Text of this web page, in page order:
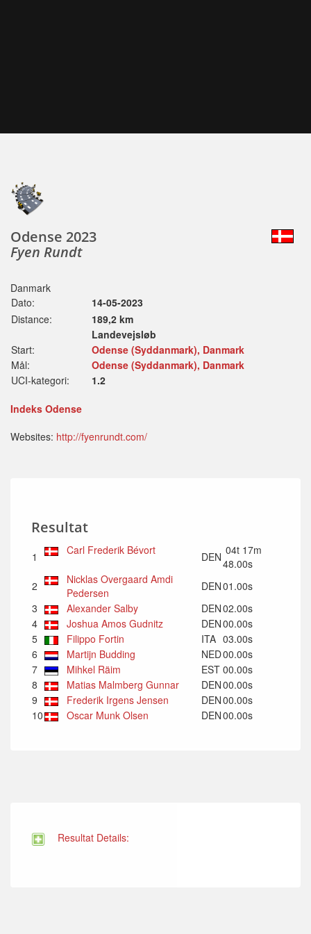
Odense 2023
Fyen Rundt
Danmark
Dato:
14-05-2023
Distance:
189,2 km
Landevejsløb
Start:
Odense (Syddanmark), Danmark
Mål:
Odense (Syddanmark), Danmark
UCI-kategori:
1.2
Indeks Odense
Websites: http://fyenrundt.com/
Resultat
1 Carl Frederik Bévort DEN 04t 17m
48.00s
2
Nicklas Overgaard Amdi
Pedersen
DEN01.00s
3
Alexander Salby DEN02.00s
4
Joshua Amos Gudnitz DEN00.00s
5
Filippo Fortin ITA 03.00s
6
Martijn Budding NED00.00s
7
Mihkel Räim EST 00.00s
8
Matias Malmberg Gunnar DEN00.00s
9
Frederik Irgens Jensen DEN00.00s
10
Oscar Munk Olsen DEN00.00s
Resultat Details: